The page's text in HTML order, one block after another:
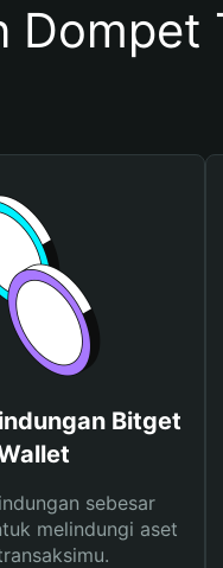
Bitget
sebesar
melindungi aset